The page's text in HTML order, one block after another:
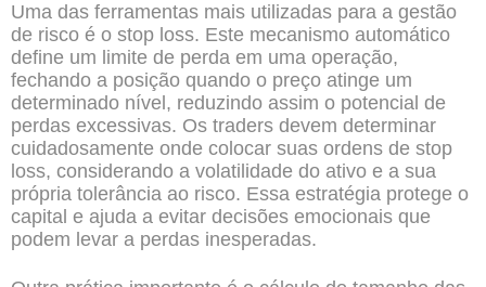
Uma das ferramentas mais utilizadas para a gestão
de risco é o stop loss. Este mecanismo automático
define um limite de perda em uma operação,
fechando a posição quando o preço atinge um
determinado nível, reduzindo assim o potencial de
perdas excessivas. Os traders devem determinar
cuidadosamente onde colocar suas ordens de stop
loss, considerando a volatilidade do ativo e a sua
própria tolerância ao risco. Essa estratégia protege o
capital e ajuda a evitar decisões emocionais que
podem levar a perdas inesperadas.